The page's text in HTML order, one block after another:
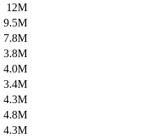
12M
9.5M
7.8M
3.8M
4.0M
3.4M
4.3M
4.8M
4.3M